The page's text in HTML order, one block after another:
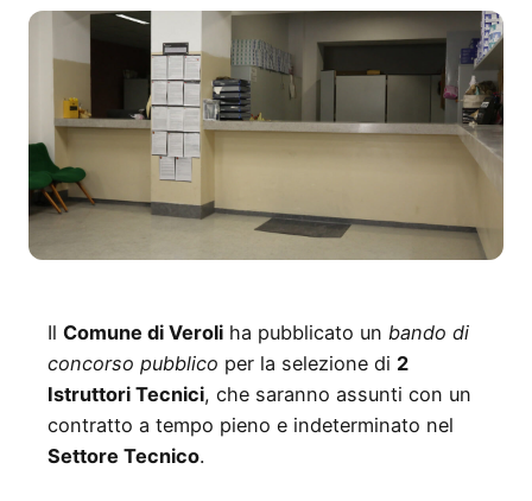
Il Comune di Veroli ha pubblicato un bando di
concorso pubblico per la selezione di 2
Istruttori Tecnici, che saranno assunti con un
contratto a tempo pieno e indeterminato nel
Settore Tecnico.